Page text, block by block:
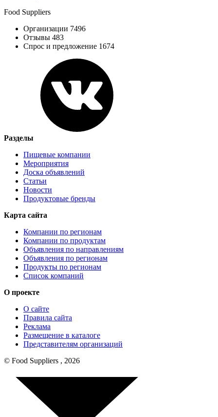
Food Suppliers
Организации 7496
Отзывы 483
Спрос и предложение 1674
Разделы
Пищевые компании
Мероприятия
Доска объявлений
Статьи
Новости
Продуктовые бренды
Карта сайта
Компании по регионам
Компании по продуктам
Объявления по направлениям
Объявления по регионам
Продукты по регионам
Список компаний
О проекте
О сайте
Правила сайта
Реклама
Размещение в каталоге
Представителям организаций
© Food Suppliers , 2026